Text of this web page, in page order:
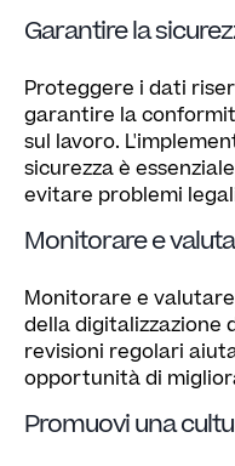
Garantire la
Proteggere i dati
garantire la
sul lavoro.
sicurezza è
evitare problemi
Monitorare e
Monitorare e
della digitalizzazione
revisioni regolari
opportunità di
Promuovi una